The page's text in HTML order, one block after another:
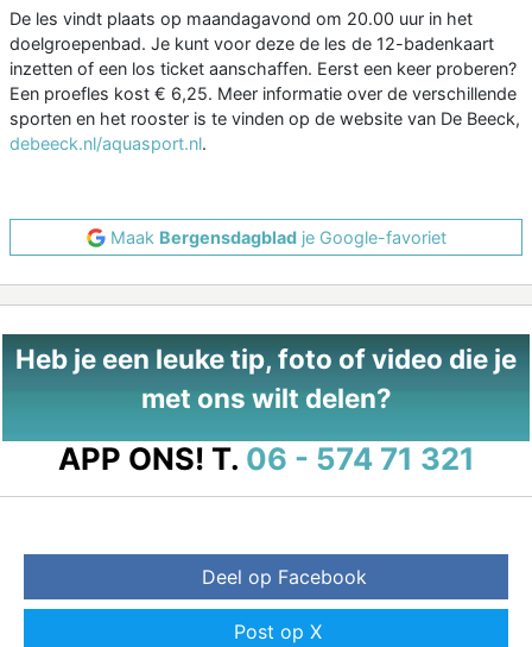
De les vindt plaats op maandagavond om 20.00 uur in het
doelgroepenbad. Je kunt voor deze de les de 12-badenkaart
inzetten of een los ticket aanschaffen. Eerst een keer proberen?
Een proefles kost € 6,25. Meer informatie over de verschillende
sporten en het rooster is te vinden op de website van De Beeck,
debeeck.nl/aquasport.nl.
Maak Bergensdagbladje Google-favoriet
Heb je een leuke tip, foto of video die je
met ons wilt delen?
APP ONS! T. 06 - 574 71 321
Deel op Facebook
Post op X